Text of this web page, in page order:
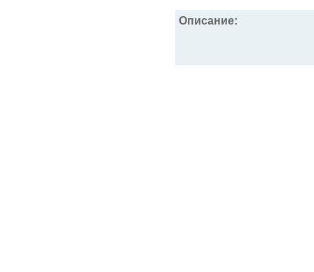
Описание: